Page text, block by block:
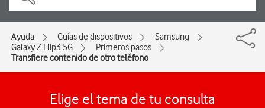
Ayuda Guías de dispositivos
Samsung
Galaxy Z Flip3 5G
Primeros pasos
Transfiere contenido de otro teléfono
Elige el tema de tu consulta